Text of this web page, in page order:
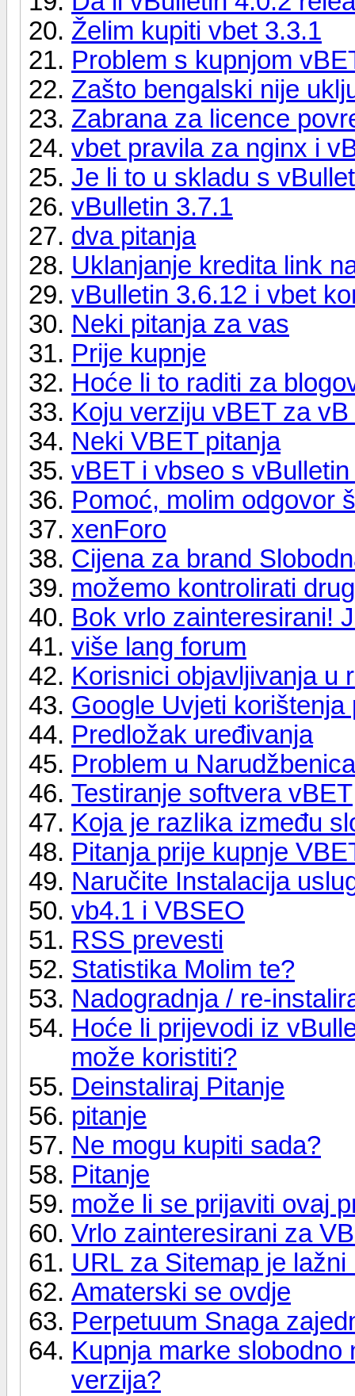
Želim kupiti vbet 3.3.1
Problem s kupnjom
Zašto bengalski nije
Zabrana za licence
vbet pravila za nginx i
Je li to u skladu s
vBulletin 3.7.1
dva pitanja
Uklanjanje kredita link
vBulletin 3.6.12 i vbet
Neki pitanja za vas
Prije kupnje
Hoće li to raditi za
Koju verziju vBET za
Neki VBET pitanja
vBET i vbseo s vBulletin
Pomoć, molim odgovor
xenForo
Cijena za brand
možemo kontrolirati
Bok vrlo zainteresirani!
više lang forum
Korisnici objavljivanja u
Google Uvjeti korištenja
Predložak uređivanja
Problem u Narudžbenica
Testiranje softvera vBET
Koja je razlika između
Pitanja prije kupnje
Naručite Instalacija
vb4.1 i VBSEO
RSS prevesti
Statistika Molim te?
Nadogradnja / re-
Hoće li prijevodi iz
može koristiti?
Deinstaliraj Pitanje
pitanje
Ne mogu kupiti sada?
Pitanje
može li se prijaviti ovaj
Vrlo zainteresirani za
URL za Sitemap je lažni
Amaterski se ovdje
Perpetuum Snaga
Kupnja marke
verzija?